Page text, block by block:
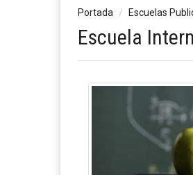
Portada Escuelas
Escuela